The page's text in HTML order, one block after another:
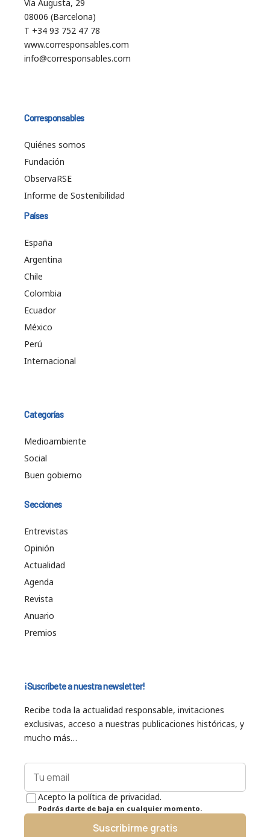
Vía Augusta, 29
08006 (Barcelona)
T +34 93 752 47 78
www.corresponsables.com
info@corresponsables.com
Corresponsables
Quiénes somos
Fundación
ObservaRSE
Informe de Sostenibilidad
Países
España
Argentina
Chile
Colombia
Ecuador
México
Perú
Internacional
Categorías
Medioambiente
Social
Buen gobierno
Secciones
Entrevistas
Opinión
Actualidad
Agenda
Revista
Anuario
Premios
¡Suscríbete a nuestra newsletter!
Recibe toda la actualidad responsable, invitaciones
exclusivas, acceso a nuestras publicaciones históricas, y
mucho más…
Acepto la política de privacidad.
Podrás darte de baja en cualquier momento.
Suscribirme gratis